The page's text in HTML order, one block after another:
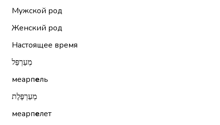
Мужской род
Женский род
Настоящее время
מְעַרְפֵּל
меарпель
מְעַרְפֶּלֶת
меарпелет